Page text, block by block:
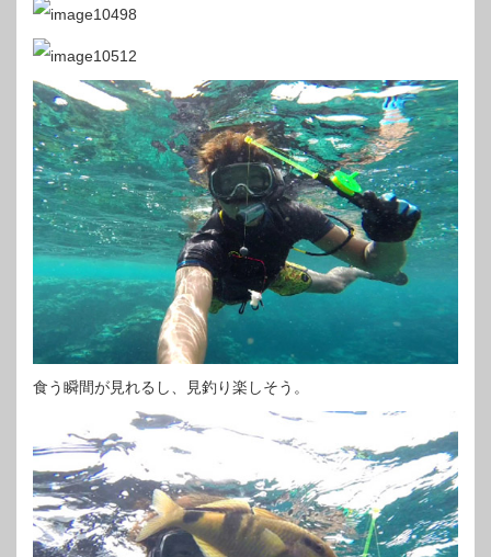
食う瞬間が見れるし、見釣り楽しそう。